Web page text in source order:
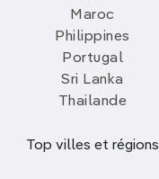
Maroc
Philippines
Portugal
Sri Lanka
Thailande
Top villes et régions